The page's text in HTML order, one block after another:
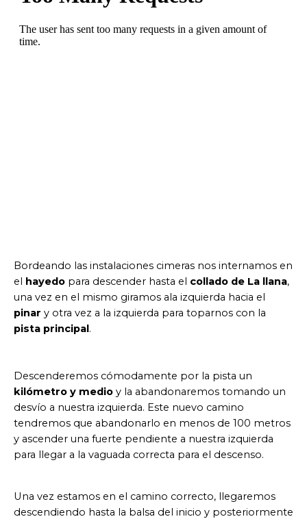
Bordeando las instalaciones cimeras nos internamos en
el hayedo para descender hasta el collado de La llana,
una vez en el mismo giramos ala izquierda hacia el
pinar y otra vez a la izquierda para toparnos con la
pista principal.
Descenderemos cómodamente por la pista un
kilómetro y medio y la abandonaremos tomando un
desvío a nuestra izquierda. Este nuevo camino
tendremos que abandonarlo en menos de 100 metros
y ascender una fuerte pendiente a nuestra izquierda
para llegar a la vaguada correcta para el descenso.
Una vez estamos en el camino correcto, llegaremos
descendiendo hasta la balsa del inicio y posteriormente